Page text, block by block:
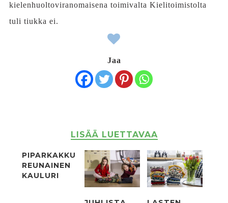
kielenhuoltoviranomaisena toimivalta Kielitoimistolta
tuli tiukka ei.
Jaa
LISÄÄ LUETTAVAA
PIPARKAKKU
REUNAINEN
KAULURI